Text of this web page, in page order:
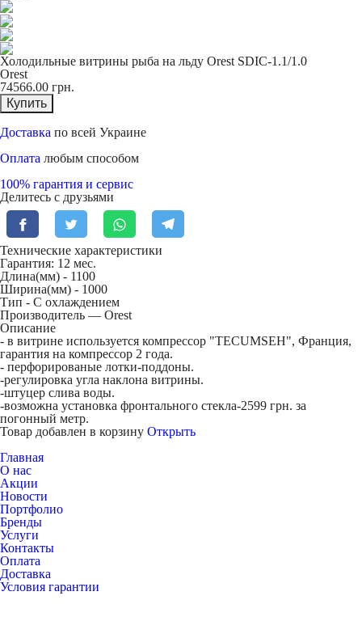
Холодильные витрины рыба на льду Orest SDIC-1.1/1.0
Orest
74566.00 грн.
Купить
Доставка по всей Украине
Оплата любым способом
100% гарантия и сервис
Делитесь с друзьями
Технические характеристики
Гарантия: 12 мес.
Длина(мм) - 1100
Ширина(мм) - 1000
Тип - С охлаждением
Производитель — Orest
Описание
- в витрине используется компрессор "TECUMSEH", Франция,
гарантия на компрессор 2 года.
- перфорированые лотки-поддоны.
-регулировка угла наклона витрины.
-штуцер слива воды.
-возможна установка фронтального стекла-2599 грн. за
погонный метр.
Товар добавлен в корзину Открыть
Главная
О нас
Акции
Новости
Портфолио
Бренды
Услуги
Контакты
Оплата
Доставка
Условия гарантии